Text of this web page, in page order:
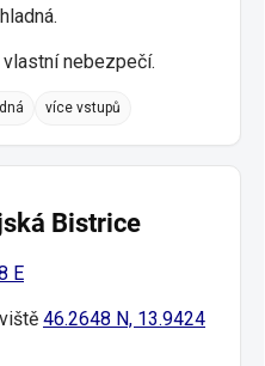
vlastní nebezpečí.
více vstupů
Bistrice
E
46.2648 N, 13.9424